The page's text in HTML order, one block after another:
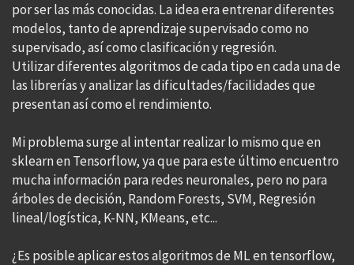
por ser las más conocidas. La idea era entrenar diferentes
modelos, tanto de aprendizaje supervisado como no
supervisado, así como clasificación y regresión.
Utilizar diferentes algoritmos de cada tipo en cada una de
las librerías y analizar las dificultades/facilidades que
presentan así como el rendimiento.
Mi problema surge al intentar realizar lo mismo que en
sklearn en Tensorflow, ya que para este último encuentro
mucha información para redes neuronales, pero no para
árboles de decisión, Random Forests, SVM, Regresión
lineal/logística, K-NN, KMeans, etc...
¿Es posible aplicar estos algoritmos de ML en tensorflow,